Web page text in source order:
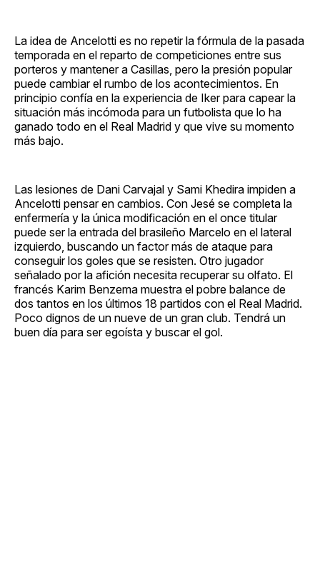
La idea de Ancelotti es no repetir la fórmula de la pasada
temporada en el reparto de competiciones entre sus
porteros y mantener a Casillas, pero la presión popular
puede cambiar el rumbo de los acontecimientos. En
principio confía en la experiencia de Iker para capear la
situación más incómoda para un futbolista que lo ha
ganado todo en el Real Madrid y que vive su momento
más bajo.
Las lesiones de Dani Carvajal y Sami Khedira impiden a
Ancelotti pensar en cambios. Con Jesé se completa la
enfermería y la única modificación en el once titular
puede ser la entrada del brasileño Marcelo en el lateral
izquierdo, buscando un factor más de ataque para
conseguir los goles que se resisten. Otro jugador
señalado por la afición necesita recuperar su olfato. El
francés Karim Benzema muestra el pobre balance de
dos tantos en los últimos 18 partidos con el Real Madrid.
Poco dignos de un nueve de un gran club. Tendrá un
buen día para ser egoísta y buscar el gol.